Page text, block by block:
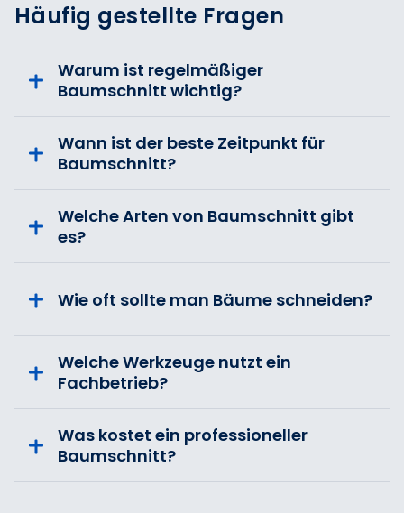
Häufig gestellte Fragen
Warum ist regelmäßiger
Baumschnitt wichtig?
Wann ist der beste Zeitpunkt für
Baumschnitt?
Welche Arten von Baumschnitt gibt
es?
Wie oft sollte man Bäume schneiden?
Welche Werkzeuge nutzt ein
Fachbetrieb?
Was kostet ein professioneller
Baumschnitt?